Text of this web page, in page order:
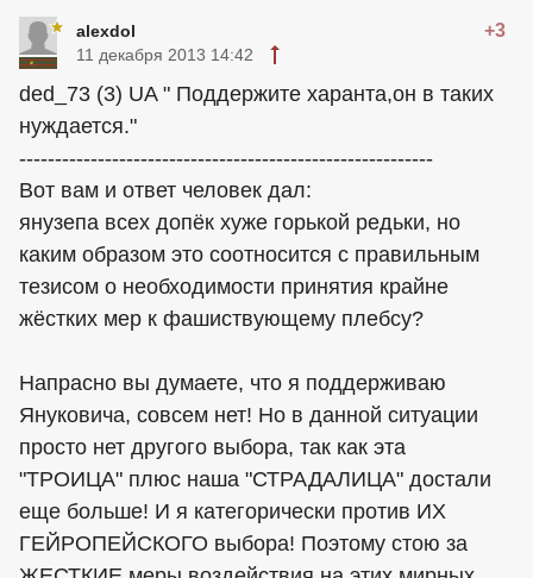
alexdol +3
11 декабря 2013 14:42
ded_73 (3) UA " Поддержите харанта,он в таких
нуждается."
----------------------------------------------------------
Вот вам и ответ человек дал:
янузепа всех допёк хуже горькой редьки, но
каким образом это соотносится с правильным
тезисом о необходимости принятия крайне
жёстких мер к фашиствующему плебсу?
Напрасно вы думаете, что я поддерживаю
Януковича, совсем нет! Но в данной ситуации
просто нет другого выбора, так как эта
"ТРОИЦА" плюс наша "СТРАДАЛИЦА" достали
еще больше! И я категорически против ИХ
ГЕЙРОПЕЙСКОГО выбора! Поэтому стою за